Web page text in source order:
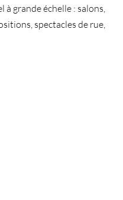
à grande échelle : salons,
spectacles de rue,